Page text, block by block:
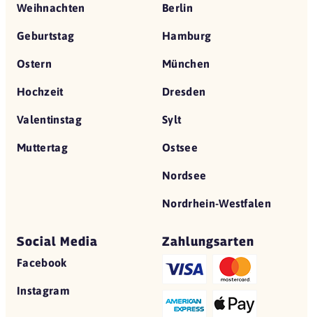
Weihnachten
Geburtstag
Ostern
Hochzeit
Valentinstag
Muttertag
Berlin
Hamburg
München
Dresden
Sylt
Ostsee
Nordsee
Nordrhein-Westfalen
Social Media
Facebook
Instagram
Zahlungsarten